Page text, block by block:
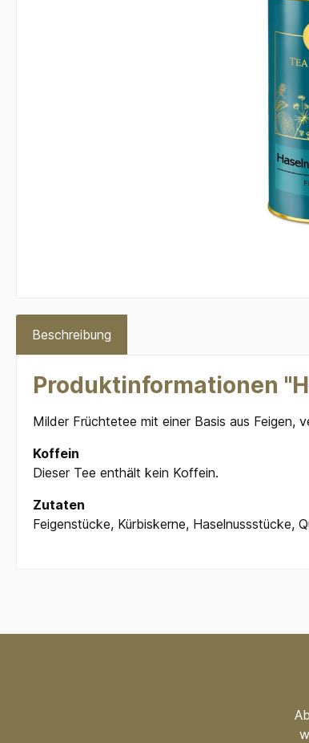
Beschreibung
Produktinformationen
Milder Früchtetee mit einer Basis aus Feigen,
Koffein
Dieser Tee enthält kein Koffein.
Zutaten
Feigenstücke, Kürbiskerne, Haselnussstücke,